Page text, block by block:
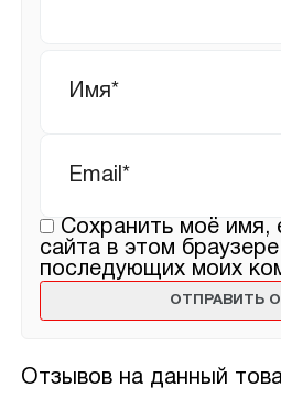
Отзывов на данный
Сохранить моё имя,
сайта в этом
последующих моих